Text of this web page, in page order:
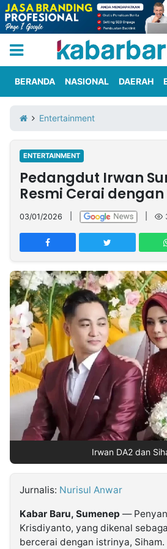
Iklan
Berita
Kami
Nasional
International
Olahraga
Entertainment
Daerah
Pariwisata
Kuliner
Kolom
Network
PT
TREETAN
MULTIMEDIA
INDONESIA
Partner
Insight
NTB
Suara
Time
Lens
IDN
Daily
Jogja
Jalan
Rakyat
Idealita
News
Kita
Notice
Dinamikapost.com
Radar
Baru
Seedbacklink
Kabarbaru
BERANDA NASIONAL DAERAH
Entertainment
ENTERTAINMENT
Pedangdut Irwan
Resmi Cerai
03/01/2026
Irwan DA2 dan
Jurnalis: Nurisul Anwar
Kabar Baru, Sumenep —
Krisdiyanto, yang dikenal
bercerai dengan istrinya, Siham.